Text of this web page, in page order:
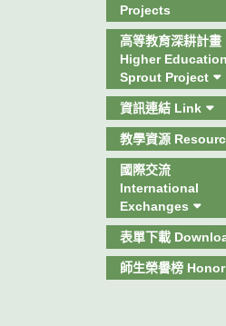
Projects
高等教育深耕計畫
Higher Education
Sprout Project
資訊連結 Link
教學資源
國際交流
International
Exchanges
表單下載
師生榮譽榜 Honor